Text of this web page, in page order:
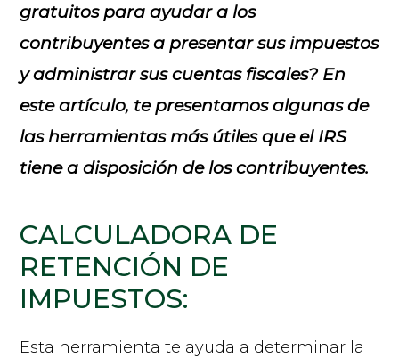
gratuitos para ayudar a los
contribuyentes a presentar sus impuestos
y administrar sus cuentas fiscales? En
este artículo, te presentamos algunas de
las herramientas más útiles que el IRS
tiene a disposición de los contribuyentes.
CALCULADORA DE
RETENCIÓN DE
IMPUESTOS:
Esta herramienta te ayuda a determinar la